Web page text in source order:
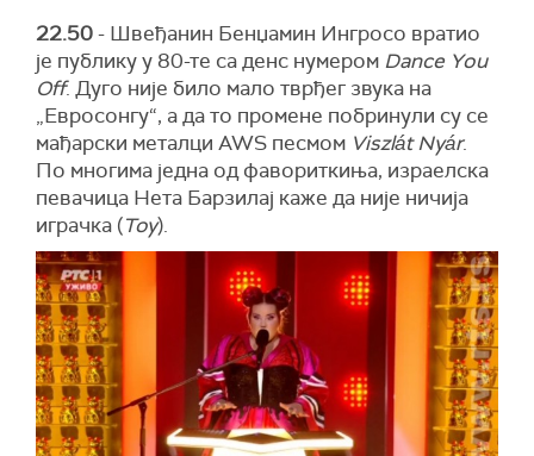
22.50- Швеђанин Бенџамин Ингросо вратио
је публику у 80-те са денс нумером Dance You
Off. Дуго није било мало тврђег звука на
„Евросонгу“, а да то промене побринули су се
мађарски металци AWS песмом Viszlát Nyár.
По многима једна од фавориткиња, израелска
певачица Нета Барзилај каже да није ничија
играчка (Toy).